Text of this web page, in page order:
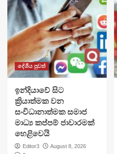
දේශීය පුවත්
​ඉන්දියාවේ සිට
ක්‍රියාත්මක වන
සංවිධානාත්මක සමාජ
මාධ්‍ය කප්පම් ජාවාරමක්
හෙළිවෙයි
Editor3
August 8, 2026